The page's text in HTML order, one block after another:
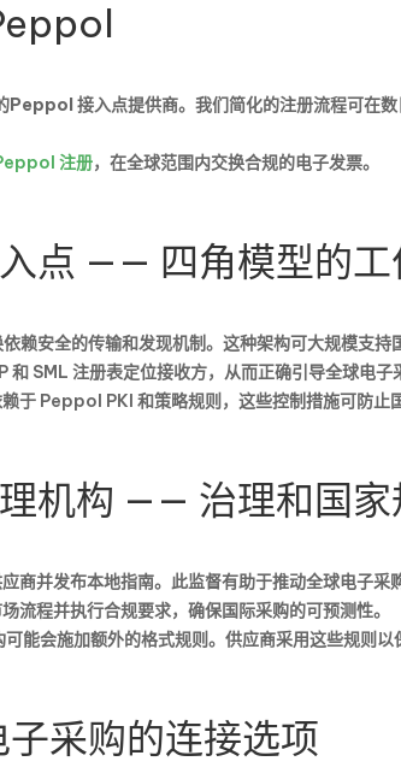
Peppol 接入点提供商。我们简化的注册流程可在
注册，在全球范围内交换合规的电子发票。
点 —— 四角模型的工
依赖安全的传输和发现机制。这种架构可大规模支持
SML 注册表定位接收方，从而正确引导全球电子
于 Peppol PKI 和策略规则，这些控制措施可防止
机构 —— 治理和国家
商并发布本地指南。此监督有助于推动全球电子采
流程并执行合规要求，确保国际采购的可预测性。
能会施加额外的格式规则。供应商采用这些规则以
采购的连接选项